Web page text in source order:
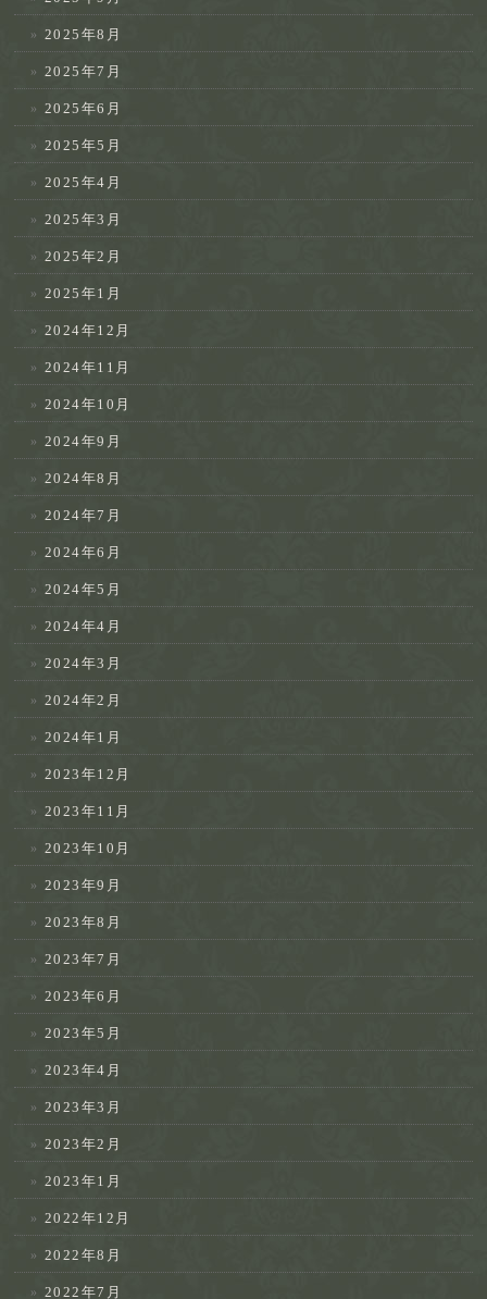
2025年8月
2025年7月
2025年6月
2025年5月
2025年4月
2025年3月
2025年2月
2025年1月
2024年12月
2024年11月
2024年10月
2024年9月
2024年8月
2024年7月
2024年6月
2024年5月
2024年4月
2024年3月
2024年2月
2024年1月
2023年12月
2023年11月
2023年10月
2023年9月
2023年8月
2023年7月
2023年6月
2023年5月
2023年4月
2023年3月
2023年2月
2023年1月
2022年12月
2022年8月
2022年7月